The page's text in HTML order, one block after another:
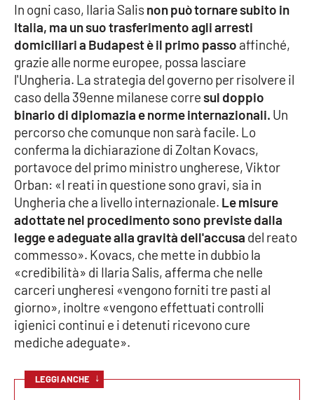
RUBRICHE
Good Morning Vietnam
Parchi Marini Calabria
Leggendo Alvaro insieme
Imprese Di Calabria
Le perfidie di Antonella Grippo
Venti di comunicazione
STREAMING
LaC TV
In ogni caso, Ilaria Salisnon può tornare subito in
Italia, ma un suo trasferimento agli arresti
domiciliari a Budapest è il primo passo affinché,
grazie alle norme europee, possa lasciare
l'Ungheria. La strategia del governo per risolvere il
caso della 39enne milanese corresul doppio
binario di diplomazia e norme internazionali. Un
percorso che comunque non sarà facile. Lo
conferma la dichiarazione di Zoltan Kovacs,
portavoce del primo ministro ungherese, Viktor
Orban: «I reati in questione sono gravi, sia in
Ungheria che a livello internazionale. Le misure
adottate nel procedimento sono previste dalla
legge e adeguate alla gravità dell'accusa del reato
commesso». Kovacs, che mette in dubbio la
«credibilità» di Ilaria Salis, afferma che nelle
carceri ungheresi «vengono forniti tre pasti al
giorno», inoltre «vengono effettuati controlli
igienici continui e i detenuti ricevono cure
mediche adeguate».
LEGGI ANCHE ↓